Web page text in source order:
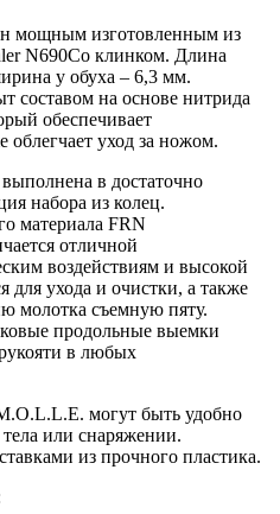
мощным изготовленным из
N690Co клинком. Длина
у обуха – 6,3 мм.
составом на основе нитрида
обеспечивает
облегчает уход за ножом.
в достаточно
набора из колец.
материала FRN
отличной
воздействиям и высокой
для ухода и очистки, а также
съемную пяту.
продольные выемки
в любых
могут быть удобно
или снаряжении.
из прочного пластика.